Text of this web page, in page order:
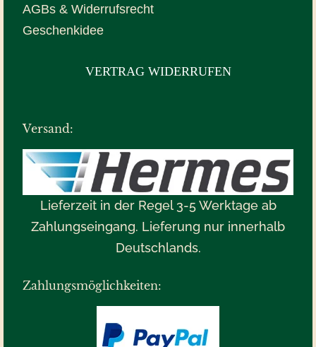
AGBs & Widerrufsrecht
Geschenkidee
VERTRAG WIDERRUFEN
Versand:
Lieferzeit in der Regel 3-5 Werktage ab
Zahlungseingang. Lieferung nur innerhalb
Deutschlands.
Zahlungsmöglichkeiten: